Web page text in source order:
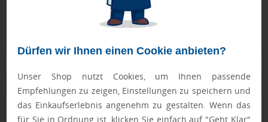
Dürfen wir Ihnen einen Cookie anbieten?
Unser Shop nutzt Cookies, um Ihnen passende
Empfehlungen zu zeigen, Einstellungen zu speichern und
das Einkaufserlebnis angenehm zu gestalten. Wenn das
für Sie in Ordnung ist, klicken Sie einfach auf "Geht Klar"
Qualitätssicherung
Zusatzinformation
Artikelnummer: 2028-AP826001-02